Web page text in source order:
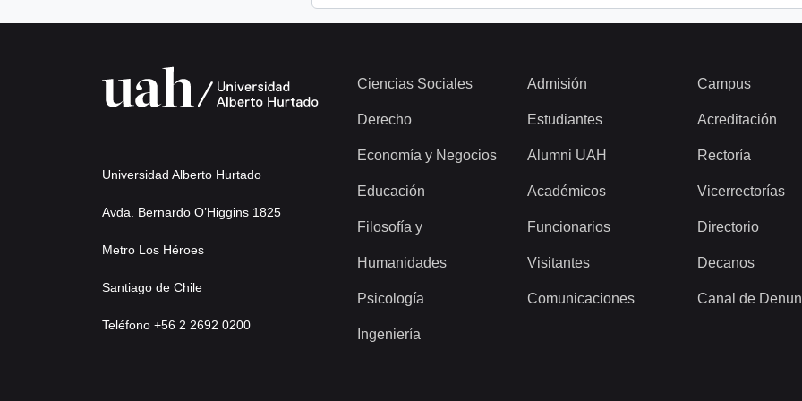
Universidad Alberto Hurtado
Avda. Bernardo O’Higgins 1825
Metro Los Héroes
Santiago de Chile
Teléfono +56 2 2692 0200
Ciencias Sociales
Derecho
Economía y Negocios
Educación
Filosofía y
Humanidades
Psicología
Ingeniería
Admisión
Estudiantes
Alumni UAH
Académicos
Funcionarios
Visitantes
Comunicaciones
Campus
Acreditación
Rectoría
Vicerrectorías
Directorio
Decanos
Canal de